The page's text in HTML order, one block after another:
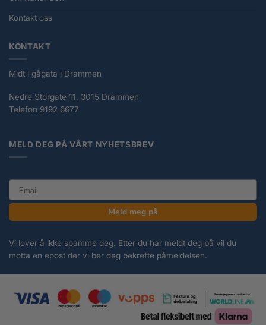
Kontakt oss
KONTAKT
Midt i gågata i Drammen
Nedre Storgate 11, 3015 Drammen
Telefon 9192 6677
MELD DEG PÅ VÅRT NYHETSBREV
email
Meld meg på
Vi lover å ikke spamme deg. Etter du har meldt deg på vil du
motta en epost der vi ber deg bekrefte påmeldelsen.